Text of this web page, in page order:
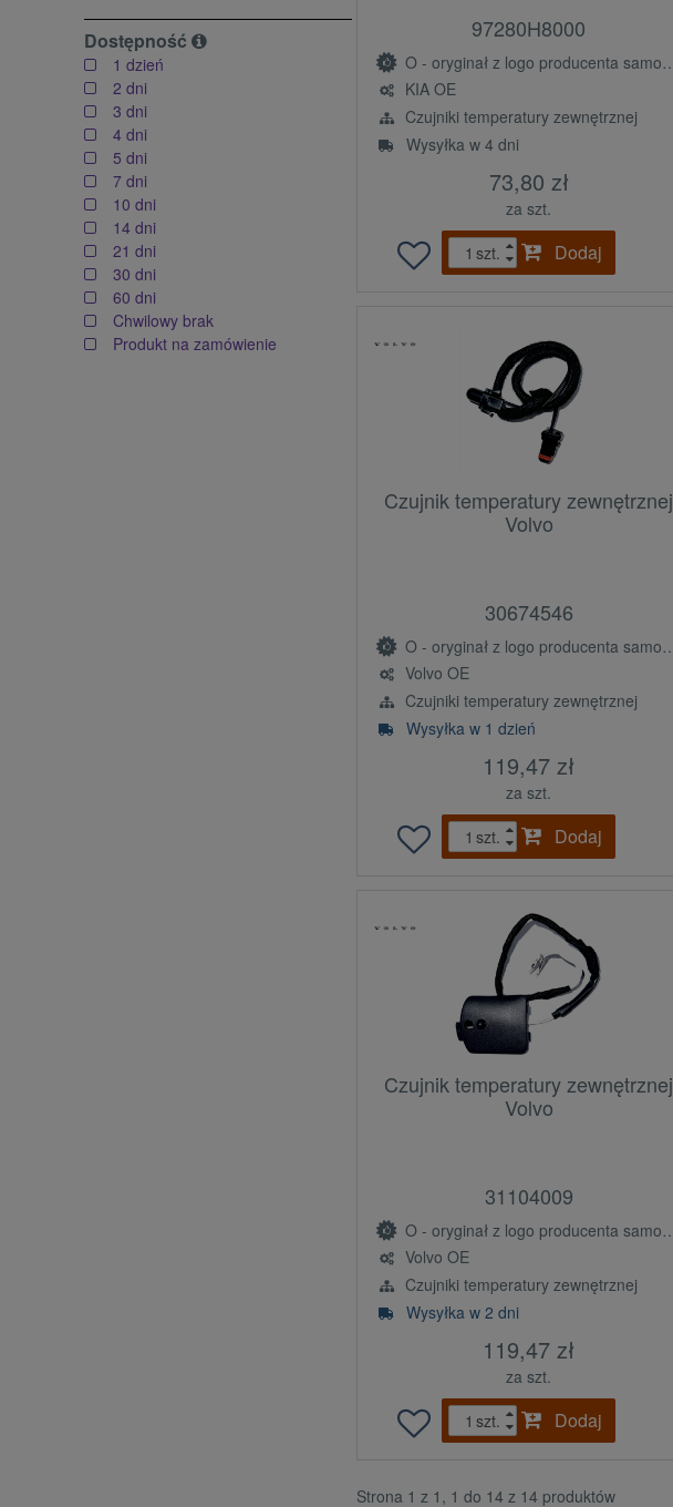
Dostępność
1 dzień
2 dni
3 dni
4 dni
5 dni
7 dni
10 dni
14 dni
21 dni
30 dni
60 dni
Chwilowy brak
Produkt na zamówienie
97280H8000
O - oryginał z logo producenta samochodu (OE)
KIA OE
Czujniki temperatury zewnętrznej
Wysyłka w 4 dni
73,80 zł
za szt.
szt.
Dodaj
Czujnik temperatury zewnętrznej
Volvo
30674546
O - oryginał z logo producenta samochodu (OE)
Volvo OE
Czujniki temperatury zewnętrznej
Wysyłka w 1 dzień
119,47 zł
za szt.
szt.
Dodaj
Czujnik temperatury zewnętrznej
Volvo
31104009
O - oryginał z logo producenta samochodu (OE)
Volvo OE
Czujniki temperatury zewnętrznej
Wysyłka w 2 dni
119,47 zł
za szt.
szt.
Dodaj
Strona 1 z 1, 1 do 14 z 14 produktów